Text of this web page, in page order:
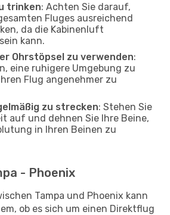
trinken: Achten Sie darauf,
Fluges ausreichend
da die Kabinenluft
kann.
Ohrstöpsel zu verwenden:
eine ruhigere Umgebung zu
Flug angenehmer zu
zu strecken: Stehen Sie
auf und dehnen Sie Ihre Beine,
in Ihren Beinen zu
- Phoenix
Tampa und Phoenix kann
ob es sich um einen Direktflug